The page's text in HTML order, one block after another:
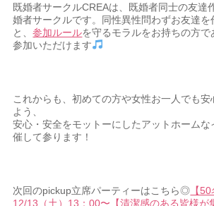
既婚者サークルCREAは、既婚者同士の友達
婚者サークルです。同性異性問わずお友達を
と、参加ルールを守るモラルをお持ちの方
参加いただけます
これからも、初めての方や女性お一人でも安
よう、
安心・安全をモットーにしたアットホームな
催して参ります！
次回のpickup立席パーティーはこちら◎ 【
12/13（土）13：00〜【清潔感のある皆様が